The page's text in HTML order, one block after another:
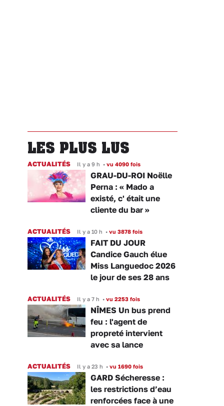
LES PLUS LUS
ACTUALITÉS Il y a 9 h • vu 4090 fois
GRAU-DU-ROI Noëlle
Perna : « Mado a
existé, c' était une
cliente du bar »
ACTUALITÉS Il y a 10 h • vu 3878 fois
FAIT DU JOUR
Candice Gauch élue
Miss Languedoc 2026
le jour de ses 28 ans
ACTUALITÉS Il y a 7 h • vu 2253 fois
NÎMES Un bus prend
feu : l'agent de
propreté intervient
avec sa lance
ACTUALITÉS Il y a 23 h • vu 1690 fois
GARD Sécheresse :
les restrictions d’eau
renforcées face à une